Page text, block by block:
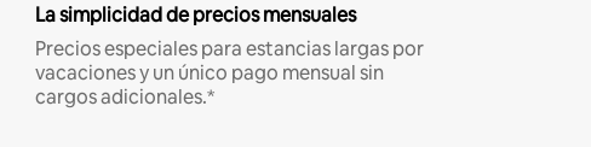
La simplicidad de precios mensuales
Precios especiales para estancias largas por
vacaciones y un único pago mensual sin
cargos adicionales.*